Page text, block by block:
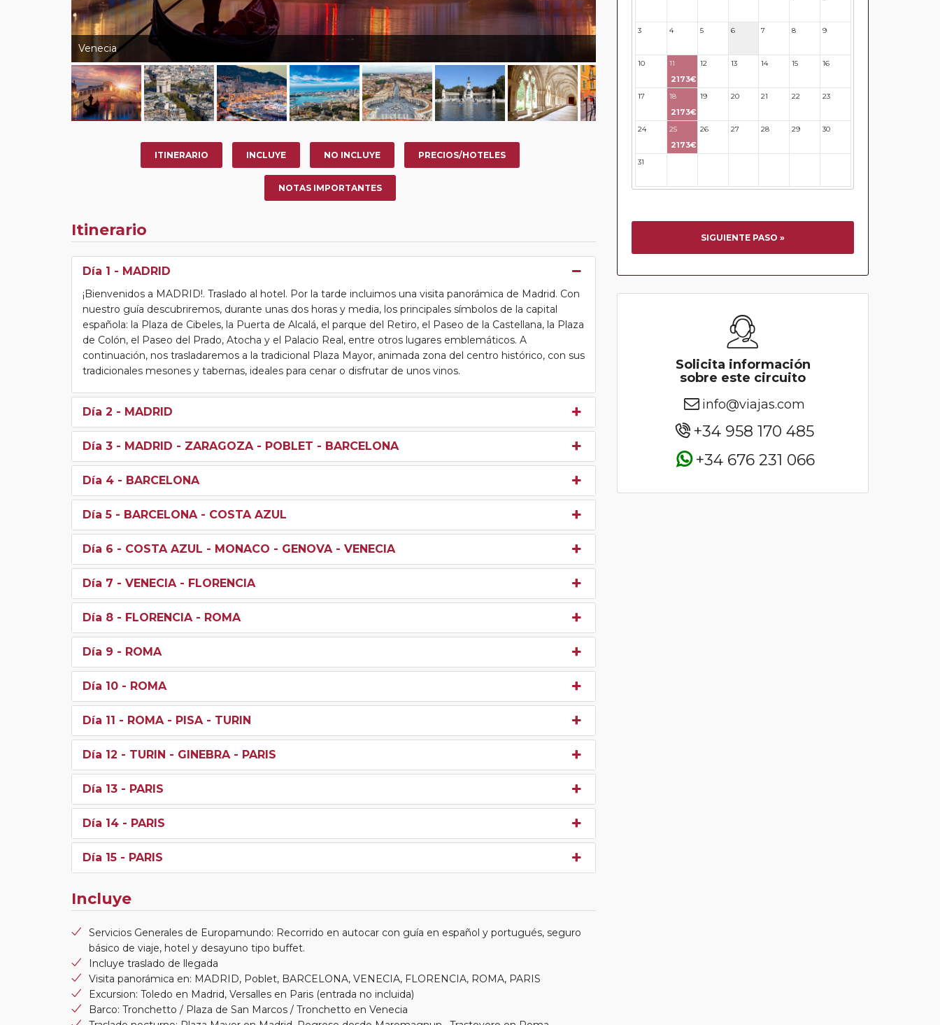
Venecia
ITINERARIO INCLUYE NO INCLUYE PRECIOS/HOTELES
NOTAS IMPORTANTES
Itinerario
Día 1 - MADRID
¡Bienvenidos a MADRID!. Traslado al hotel. Por la tarde incluimos una visita panorámica de Madrid. Con
nuestro guía descubriremos, durante unas dos horas y media, los principales símbolos de la capital
española: la Plaza de Cibeles, la Puerta de Alcalá, el parque del Retiro, el Paseo de la Castellana, la Plaza
de Colón, el Paseo del Prado, Atocha y el Palacio Real, entre otros lugares emblemáticos. A
continuación, nos trasladaremos a la tradicional Plaza Mayor, animada zona del centro histórico, con sus
tradicionales mesones y tabernas, ideales para cenar o disfrutar de unos vinos.
Día 2 - MADRID
Día 3 - MADRID - ZARAGOZA - POBLET - BARCELONA
Día 4 - BARCELONA
Día 5 - BARCELONA - COSTA AZUL
Día 6 - COSTA AZUL - MONACO - GENOVA - VENECIA
Día 7 - VENECIA - FLORENCIA
Día 8 - FLORENCIA - ROMA
Día 9 - ROMA
Día 10 - ROMA
Día 11 - ROMA - PISA - TURIN
Día 12 - TURIN - GINEBRA - PARIS
Día 13 - PARIS
Día 14 - PARIS
Día 15 - PARIS
Incluye
Servicios Generales de Europamundo: Recorrido en autocar con guía en español y portugués, seguro
básico de viaje, hotel y desayuno tipo buffet.
Incluye traslado de llegada
Visita panorámica en: MADRID, Poblet, BARCELONA, VENECIA, FLORENCIA, ROMA, PARIS
Excursion: Toledo en Madrid, Versalles en Paris (entrada no incluida)
Barco: Tronchetto / Plaza de San Marcos / Tronchetto en Venecia
3 4 5 6 7 8 9
10 11
2173€
12 13 14 15 16
17 18
2173€
19 20 21 22 23
24 25
2173€
26 27 28 29 30
31
SIGUIENTE PASO »
Solicita información
sobre este circuito
info@viajas.com
+34 958 170 485
+34 676 231 066